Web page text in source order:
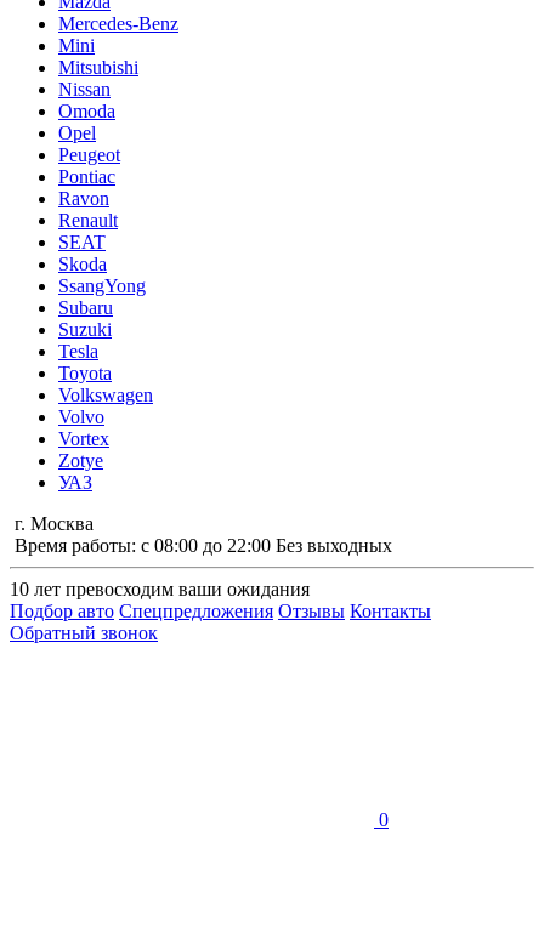
Mercedes-Benz
Mini
Mitsubishi
Nissan
Omoda
Opel
Peugeot
Pontiac
Ravon
Renault
SEAT
Skoda
SsangYong
Subaru
Suzuki
Tesla
Toyota
Volkswagen
Volvo
Vortex
Zotye
УАЗ
г. Москва
Время работы: с 08:00 до 22:00 Без выходных
10 лет превосходим ваши ожидания
Подбор авто Спецпредложения Отзывы Контакты
Обратный звонок
0